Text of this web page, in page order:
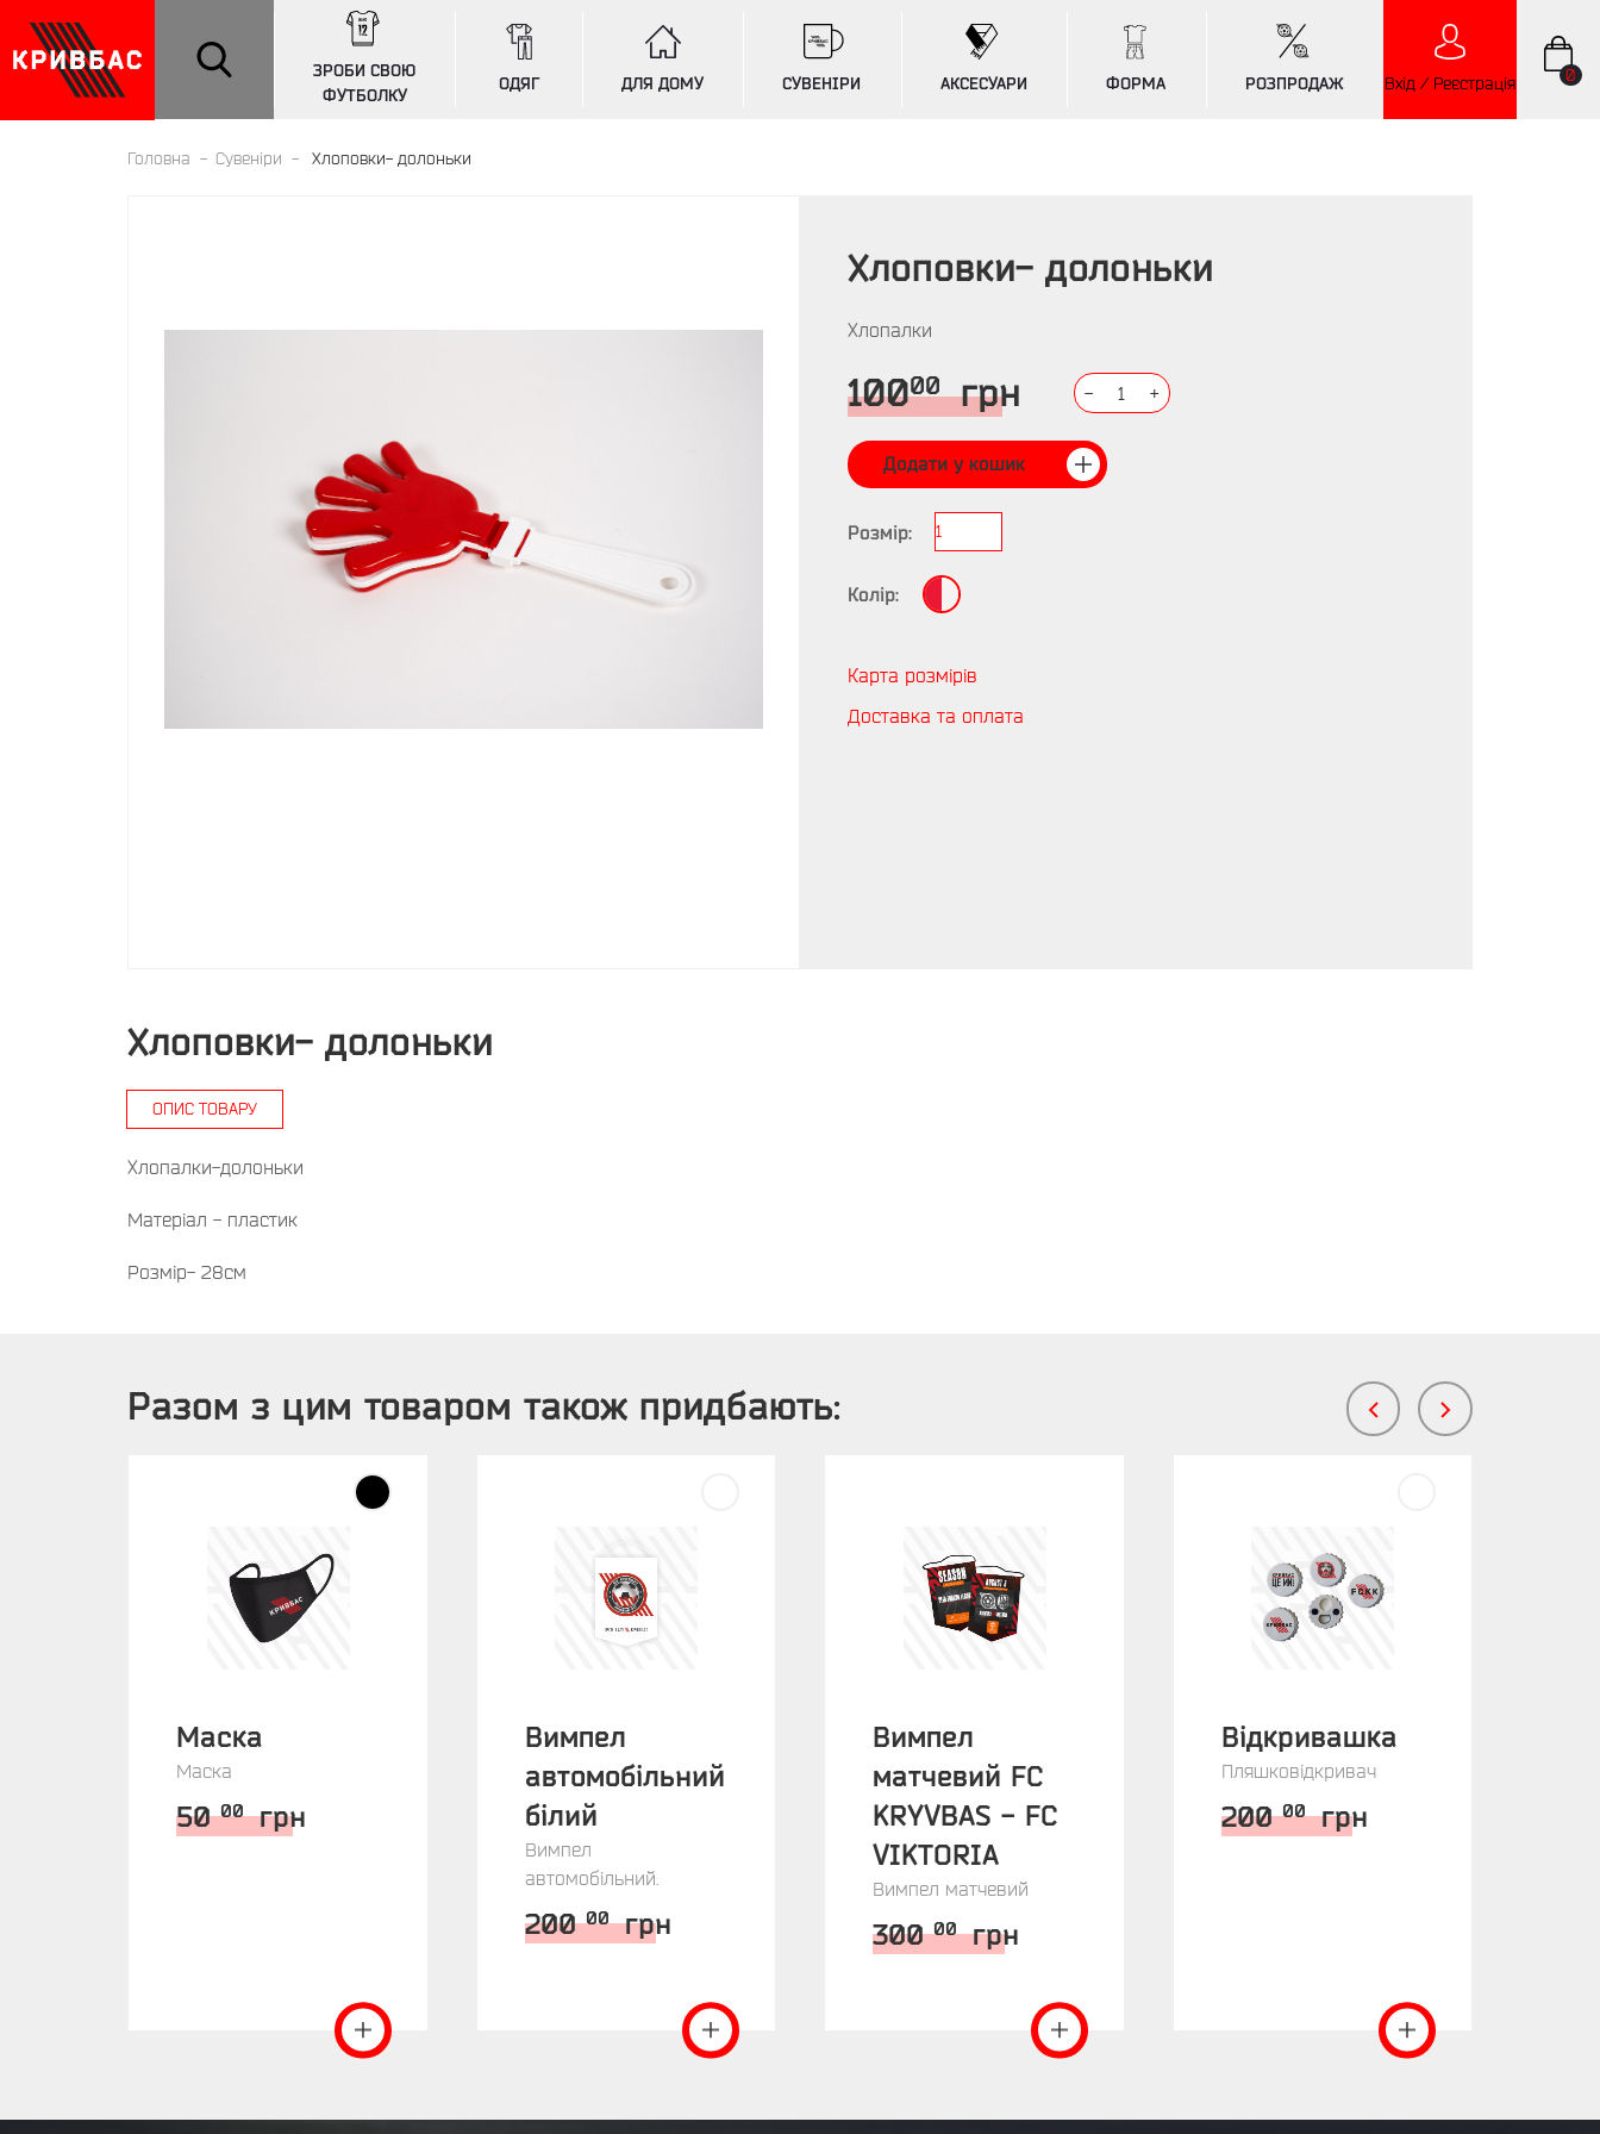
ЗРОБИ СВОЮ
ФУТБОЛКУ
ОДЯГ ДЛЯ ДОМУ СУВЕНІРИ АКСЕСУАРИ ФОРМА РОЗПРОДАЖ Вхід / Реєстрація 0
Головна Сувенiри Хлоповки- долоньки
Хлоповки- долоньки
Хлопалки
10000 грн - 1 +
Додати у кошик
Розмір: 1
Колір:
Карта розмірів
Доставка та оплата
Хлоповки- долоньки
ОПИС ТОВАРУ
Хлопалки-долоньки
Матеріал - пластик
Розмір- 28см
Разом з цим товаром також придбають:
Маска
Маска
50 00 грн
Вимпел
автомобільний
білий
Вимпел
автомобільний.
200 00 грн
Вимпел
матчевий FC
KRYVBAS - FC
VIKTORIA
Вимпел матчевий
300 00 грн
Відкривашка
Пляшковідкривач
200 00 грн